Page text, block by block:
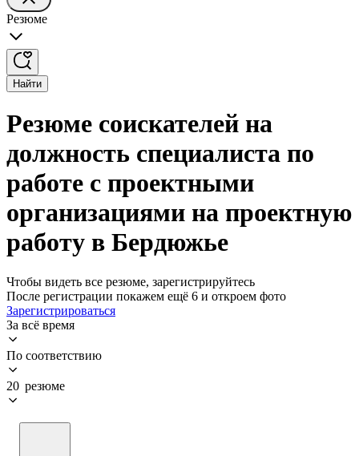
Резюме
Найти
Резюме соискателей на
должность специалиста по
работе с проектными
организациями на проектную
работу в Бердюжье
Чтобы видеть все резюме, зарегистрируйтесь
После регистрации покажем ещё 6 и откроем фото
Зарегистрироваться
За всё время
По соответствию
20 резюме